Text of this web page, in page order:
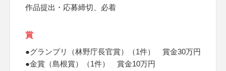
作品提出・応募締切、必着
賞
●グランプリ（林野庁長官賞）（1件） 賞金30万円
●金賞（島根賞）（1件） 賞金10万円